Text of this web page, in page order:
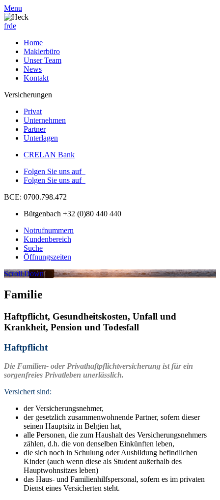
Menu
frde
Home
Maklerbüro
Unser Team
News
Kontakt
Versicherungen
Privat
Unternehmen
Partner
Unterlagen
CRELAN Bank
Folgen Sie uns auf
Folgen Sie uns auf
BCE: 0700.798.472
Bütgenbach +32 (0)80 440 440
Notrufnummern
Kundenbereich
Suche
Öffnungszeiten
Scroll Down
Familie
Haftpflicht, Gesundheitskosten, Unfall und
Krankheit, Pension und Todesfall
Haftpflicht
Die Familien- oder Privathaftpflichtversicherung ist für ein
sorgenfreies Privatleben unerlässlich.
Versichert sind:
der Versicherungsnehmer,
der gesetzlich zusammenwohnende Partner, sofern dieser
seinen Hauptsitz in Belgien hat,
alle Personen, die zum Haushalt des Versicherungsnehmers
zählen, d.h. die von denselben Einkünften leben,
die sich noch in Schulung oder Ausbildung befindlichen
Kinder (auch wenn diese als Student außerhalb des
Hauptwohnsitzes leben)
das Haus- und Familienhilfspersonal, sofern es im privaten
Dienst eines Versicherten steht.